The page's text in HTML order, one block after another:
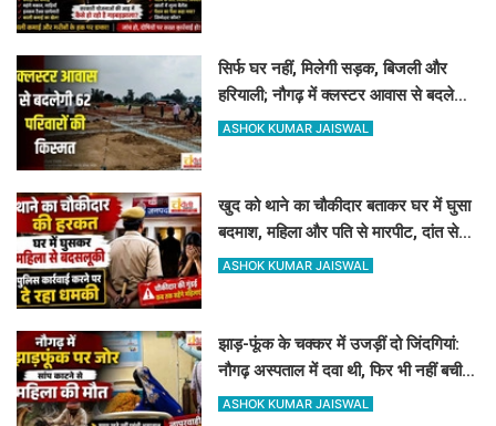
सिर्फ घर नहीं, मिलेगी सड़क, बिजली और
हरियाली; नौगढ़ में क्लस्टर आवास से बदलेगी
62 परिवारों की किस्मत
ASHOK KUMAR JAISWAL
खुद को थाने का चौकीदार बताकर घर में घुसा
बदमाश, महिला और पति से मारपीट, दांत से
काटा
ASHOK KUMAR JAISWAL
झाड़-फूंक के चक्कर में उजड़ीं दो जिंदगियां:
नौगढ़ अस्पताल में दवा थी, फिर भी नहीं बची
गर्भवती की जान
ASHOK KUMAR JAISWAL